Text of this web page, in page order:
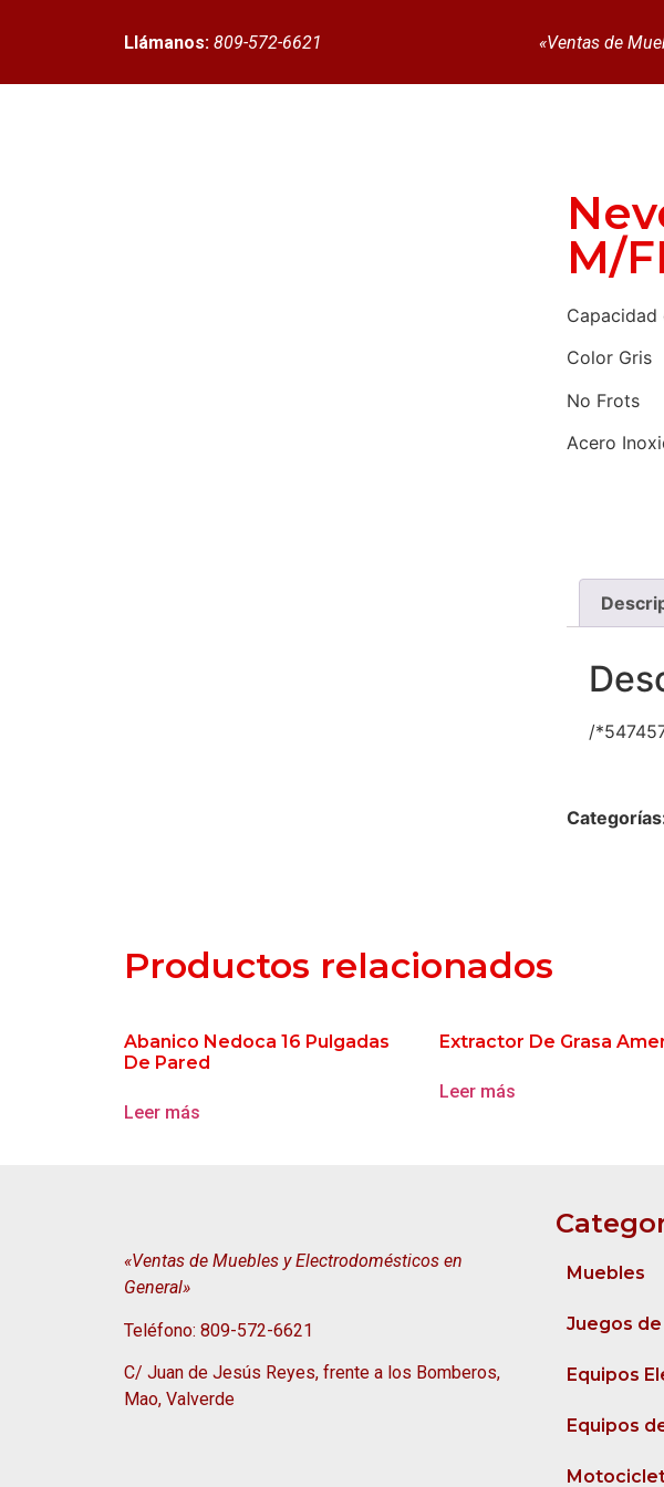
Llámanos: 809-572-6621 «Ventas de
M/
Capacidad
Color Gris
No Frots
Acero
/
Productos relacionados
Abanico Nedoca 16 Pulgadas
De Pared
Leer más
Extractor De Grasa
Leer más
«Ventas de Muebles y Electrodomésticos en
General»
Teléfono: 809-572-6621
C/ Juan de Jesús Reyes, frente a los Bomberos,
Mao, Valverde
Muebles
Juegos
Equipos
Equipos